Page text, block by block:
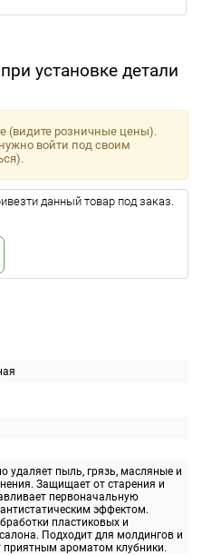
установке детали
удаляет пыль, грязь, масляные и
Защищает от старения и
первоначальную
антистатическим эффектом.
пластиковых и
Подходит для молдингов и
приятным ароматом клубники.
(видите розничные цены).
войти под своим
данный товар под заказ.